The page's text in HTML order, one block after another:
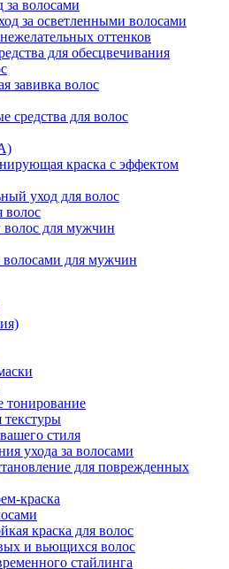
за волосами
за осветленными волосами
оттенков
для обесцвечивания
завивка волос
средства для волос
краска с эффектом
уход для волос
волос
волос для мужчин
волосами для мужчин
тонирование
текстуры
стиля
ухода за волосами
для поврежденных
краска
краска для волос
и вьющихся волос
стайлинга